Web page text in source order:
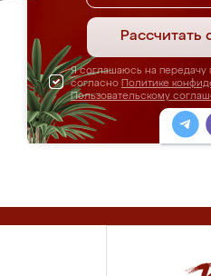
Рассчитать
Я соглашаюсь на передачу
согласно Политике
Пользовательскому